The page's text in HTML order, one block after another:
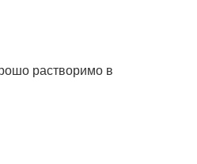
растворимо в